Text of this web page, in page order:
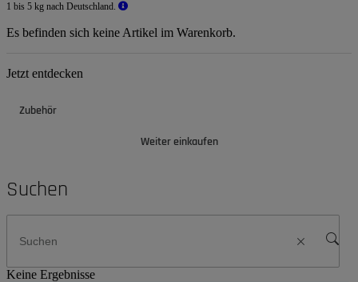
1 bis 5 kg nach Deutschland.
Es befinden sich keine Artikel im Warenkorb.
Jetzt entdecken
Zubehör
Weiter einkaufen
Suchen
Keine Ergebnisse